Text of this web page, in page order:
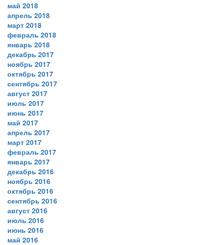
май 2018
апрель 2018
март 2018
февраль 2018
январь 2018
декабрь 2017
ноябрь 2017
октябрь 2017
сентябрь 2017
август 2017
июль 2017
июнь 2017
май 2017
апрель 2017
март 2017
февраль 2017
январь 2017
декабрь 2016
ноябрь 2016
октябрь 2016
сентябрь 2016
август 2016
июль 2016
июнь 2016
май 2016